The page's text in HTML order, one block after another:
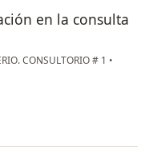
en la consulta
CONSULTORIO # 1 •